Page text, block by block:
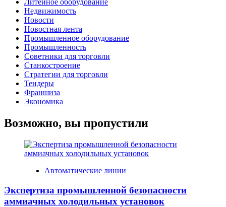
Литейное оборудование
Недвижимость
Новости
Новостная лента
Промышленное оборудование
Промышленность
Советники для торговли
Станкостроение
Стратегии для торговли
Тендеры
Франшиза
Экономика
Возможно, вы пропустили
Автоматические линии
Экспертиза промышленной безопасности
аммиачных холодильных установок